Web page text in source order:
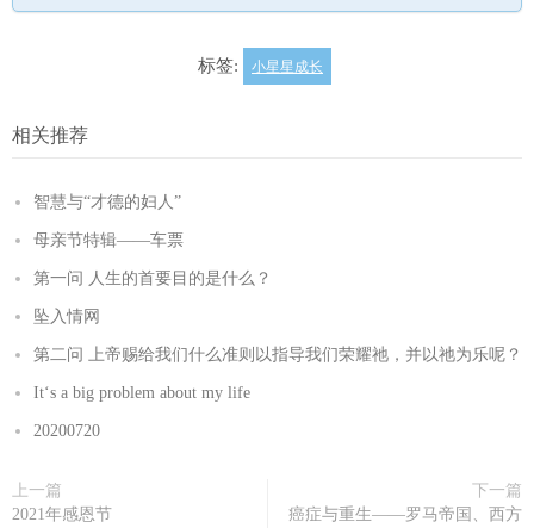
标签: 小星星成长
相关推荐
智慧与“才德的妇人”
母亲节特辑——车票
第一问 人生的首要目的是什么？
坠入情网
第二问 上帝赐给我们什么准则以指导我们荣耀祂，并以祂为乐呢？
It‘s a big problem about my life
20200720
上一篇
2021年感恩节
下一篇
癌症与重生——罗马帝国、西方